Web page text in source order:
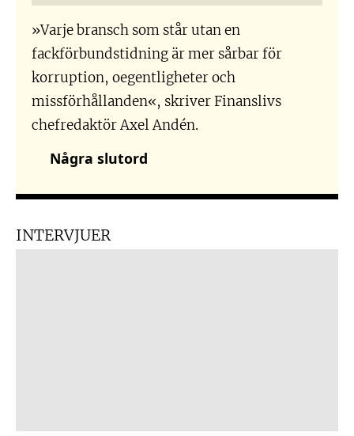
»Varje bransch som står utan en
fackförbundstidning är mer sårbar för
korruption, oegentligheter och
missförhållanden«, skriver Finanslivs
chefredaktör Axel Andén.
Några slutord
INTERVJUER